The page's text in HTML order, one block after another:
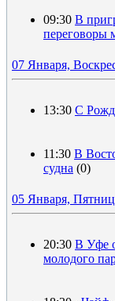
09:30 В
07 Января,
13:30 С
11:30 В
судна (0)
05 Января,
20:30 В Уфе
молодого